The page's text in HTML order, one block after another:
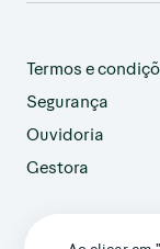
Termos e
Segurança
Ouvidoria
Gestora